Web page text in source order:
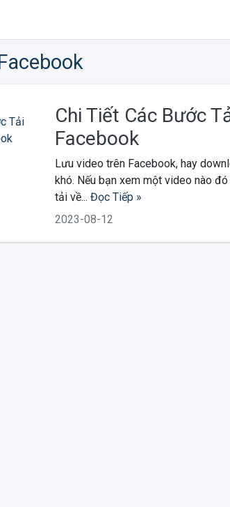
Chi Tiết Các Bước
Facebook
Lưu video trên Facebook, hay
khó. Nếu bạn xem một video nào
tải về... Đọc Tiếp »
2023-08-12